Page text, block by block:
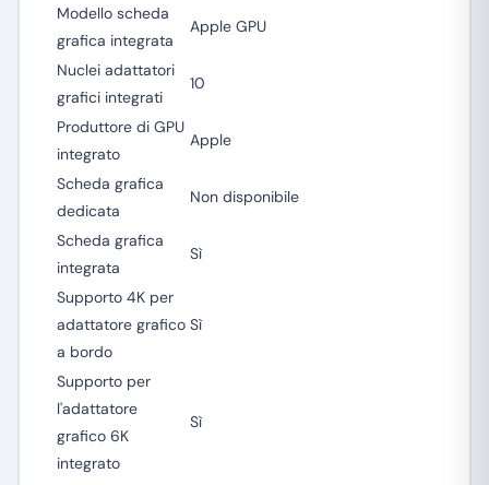
Modello scheda
grafica integrata
Apple GPU
Nuclei adattatori
grafici integrati
10
Produttore di GPU
integrato
Apple
Scheda grafica
dedicata
Non disponibile
Scheda grafica
integrata
Sì
Supporto 4K per
adattatore grafico
a bordo
Sì
Supporto per
l'adattatore
grafico 6K
integrato
Sì